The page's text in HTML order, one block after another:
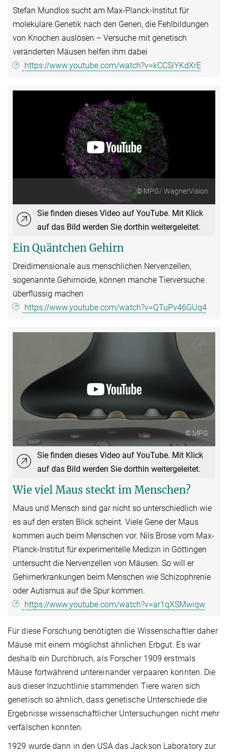
Stefan Mundlos sucht am Max-Planck-Institut für
molekulare Genetik nach den Genen, die Fehlbildungen
von Knochen auslösen – Versuche mit genetisch
veränderten Mäusen helfen ihm dabei
https://www.youtube.com/watch?v=kCCSiYKdXrE
© MPG/ WagnerVision
Sie finden dieses Video auf YouTube. Mit Klick
auf das Bild werden Sie dorthin weitergeleitet.
Ein Quäntchen Gehirn
Dreidimensionale aus menschlichen Nervenzellen,
sogenannte Gehirnoide, können manche Tierversuche
überflüssig machen
https://www.youtube.com/watch?v=QTuPv46GUq4
© MPG
Sie finden dieses Video auf YouTube. Mit Klick
auf das Bild werden Sie dorthin weitergeleitet.
Wie viel Maus steckt im Menschen?
Maus und Mensch sind gar nicht so unterschiedlich wie
es auf den ersten Blick scheint. Viele Gene der Maus
kommen auch beim Menschen vor. Nils Brose vom Max-
Planck-Institut für experimentelle Medizin in Göttingen
untersucht die Nervenzellen von Mäusen. So will er
Gehirnerkrankungen beim Menschen wie Schizophrenie
oder Autismus auf die Spur kommen.
https://www.youtube.com/watch?v=ar1qXSMwiqw
Für diese Forschung benötigten die Wissenschaftler daher
Mäuse mit einem möglichst ähnlichen Erbgut. Es war
deshalb ein Durchbruch, als Forscher 1909 erstmals
Mäuse fortwährend untereinander verpaaren konnten. Die
aus dieser Inzuchtlinie stammenden Tiere waren sich
genetisch so ähnlich, dass genetische Unterschiede die
Ergebnisse wissenschaftlicher Untersuchungen nicht mehr
verfälschen konnten.
1929 wurde dann in den USA das Jackson Laboratory zur